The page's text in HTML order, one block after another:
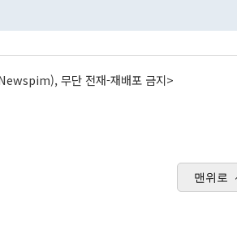
무단 전재-재배포 금지>
맨위로